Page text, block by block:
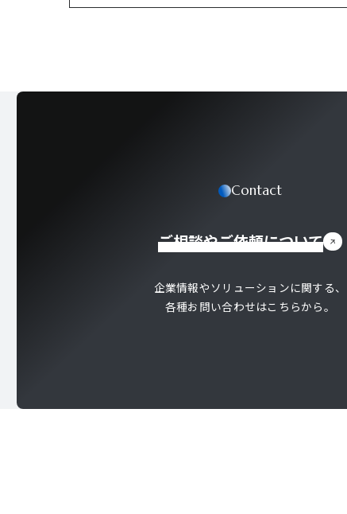
Contact
ご相談やご依頼について
企業情報やソリューションに関する、
各種お問い合わせはこちらから。